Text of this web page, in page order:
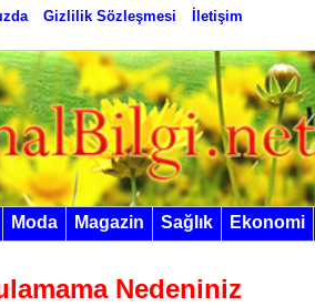
Gizlilik Sözleşmesi İletişim
Moda Magazin Sağlık Ekonomi
Nedeniniz